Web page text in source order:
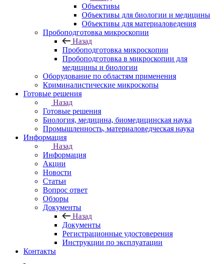
Объективы
Объективы для биологии и медицины
Объективы для материаловедения
Пробоподготовка микроскопии
Назад
Пробоподготовка микроскопии
Пробоподготовка в микроскопии для
медицины и биологии
Оборудование по областям применения
Криминалистические микроскопы
Готовые решения
Назад
Готовые решения
Биология, медицина, биомедицинская наука
Промышленность, материаловедческая наука
Информация
Назад
Информация
Акции
Новости
Статьи
Вопрос ответ
Обзоры
Документы
Назад
Документы
Регистрационные удостоверения
Инструкции по эксплуатации
Контакты